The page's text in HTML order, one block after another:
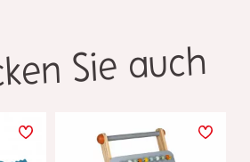
Sie auch